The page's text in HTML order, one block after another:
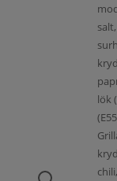
lök